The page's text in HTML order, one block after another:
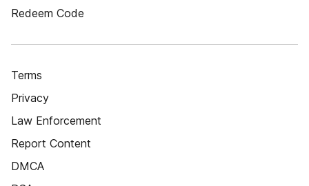
Redeem Code
Terms
Privacy
Law Enforcement
Report Content
DMCA